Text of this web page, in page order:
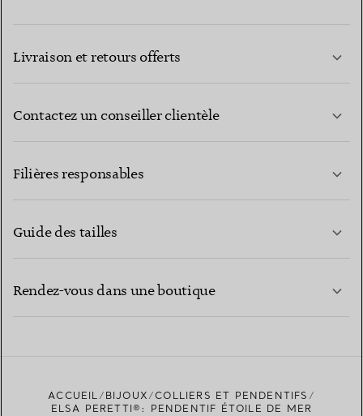
Livraison et retours offerts
Contactez un conseiller clientèle
Filières responsables
Guide des tailles
Rendez-vous dans une boutique
TROUVEZ LA BOUTIQUE LA PLUS PROCHE
ACCUEIL BIJOUX
COLLIERS ET PENDENTIFS
ELSA PERETTI®: PENDENTIF ÉTOILE DE MER